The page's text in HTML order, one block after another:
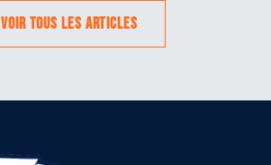
Voir tous les articles